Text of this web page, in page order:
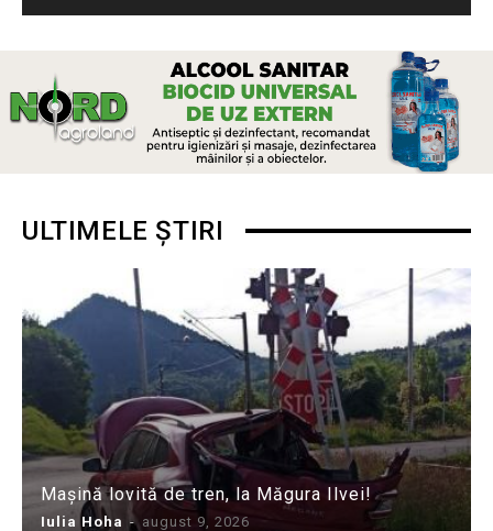
ULTIMELE ȘTIRI
Mașină lovită de tren, la Măgura Ilvei!
Iulia Hoha - august 9, 2026